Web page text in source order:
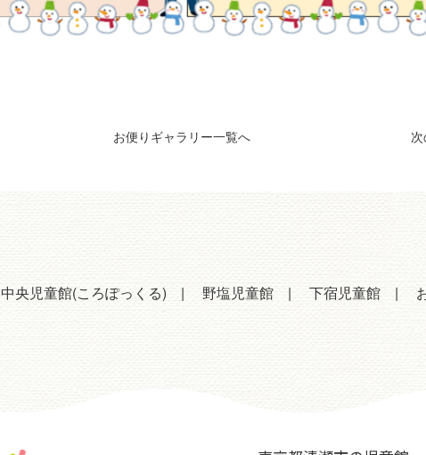
お便りギャラリー一覧へ
中央児童館(ころぽっくる) 野塩児童館 下宿児童館